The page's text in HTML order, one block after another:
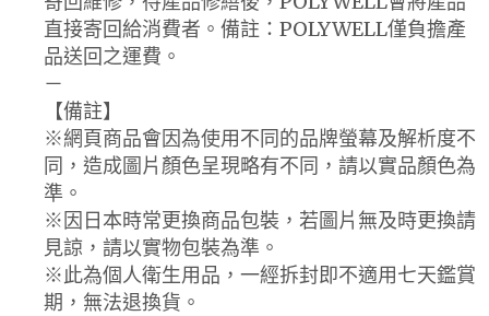
直接寄回給消費者。備註：POLYWELL僅負擔產
品送回之運費。
－
【備註】
※網頁商品會因為使用不同的品牌螢幕及解析度不
同，造成圖片顏色呈現略有不同，請以實品顏色為
準。
※因日本時常更換商品包裝，若圖片無及時更換請
見諒，請以實物包裝為準。
※此為個人衛生用品，一經拆封即不適用七天鑑賞
期，無法退換貨。